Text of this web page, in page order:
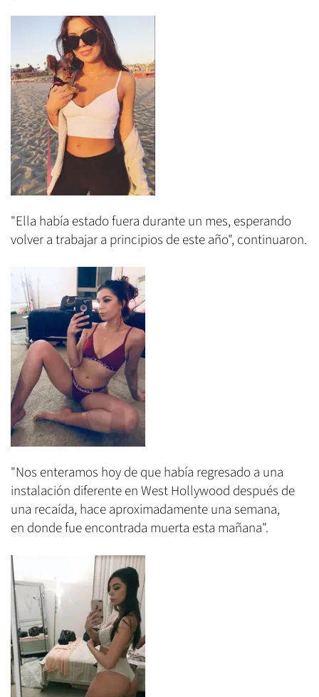
"Ella había estado fuera durante un mes, esperando
volver a trabajar a principios de este año", continuaron.
"Nos enteramos hoy de que había regresado a una
instalación diferente en West Hollywood después de
una recaída, hace aproximadamente una semana,
en donde fue encontrada muerta esta mañana".